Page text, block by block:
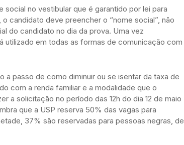
no vestibular que é garantido por lei para
candidato deve preencher o “nome social”, não
do candidato no dia da prova. Uma vez
utilizado em todas as formas de comunicação com
passo de como diminuir ou se isentar da taxa de
com a renda familiar e a modalidade que o
a solicitação no período das 12h do dia 12 de maio
que a USP reserva 50% das vagas para
37% são reservadas para pessoas negras, de